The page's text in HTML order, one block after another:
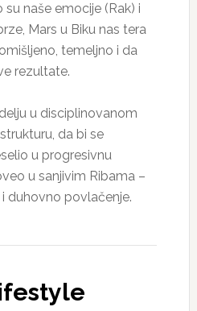
su naše emocije (Rak) i
Mars u Biku nas tera
temeljno i da
rezultate.
u disciplinovanom
da bi se
u progresivnu
u sanjivim Ribama –
duhovno povlačenje.